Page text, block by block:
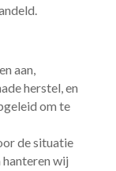
aan,
herstel, en
om te
de situatie
wij